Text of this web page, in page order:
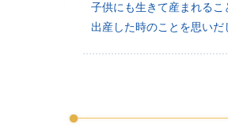
子供にも生きて産まれる
出産した時のことを思い